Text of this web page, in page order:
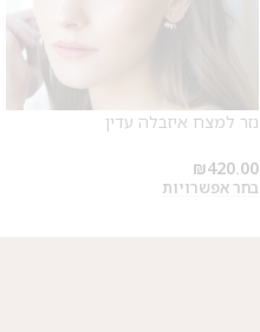
נזר למצח איזבלה עדין
₪420.00
בחר אפשרויות